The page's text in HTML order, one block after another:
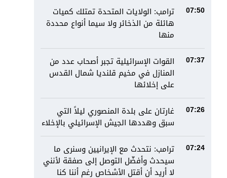
07:50
ترامب: الولايات المتحدة تمتلك كميات
هائلة من الذخائر ولا سيما أنواع محددة
منها
07:37
القوات الإسرائيلية تجبر أصحاب عدد من
المنازل في مخيم قلنديا شمال القدس
على إخلائها
07:26
غارتان على بلدة المنصوري ليلاً التي
سبق وهددها الجيش الإسرائيلي بالإخلاء
07:24
ترامب: نتحدث مع الإيرانيين وسنرى ما
سيحدث وأفضّل التوصل إلى صفقة لأنني
لا أريد أن أقتل الأشخاص رغم أننا كنا